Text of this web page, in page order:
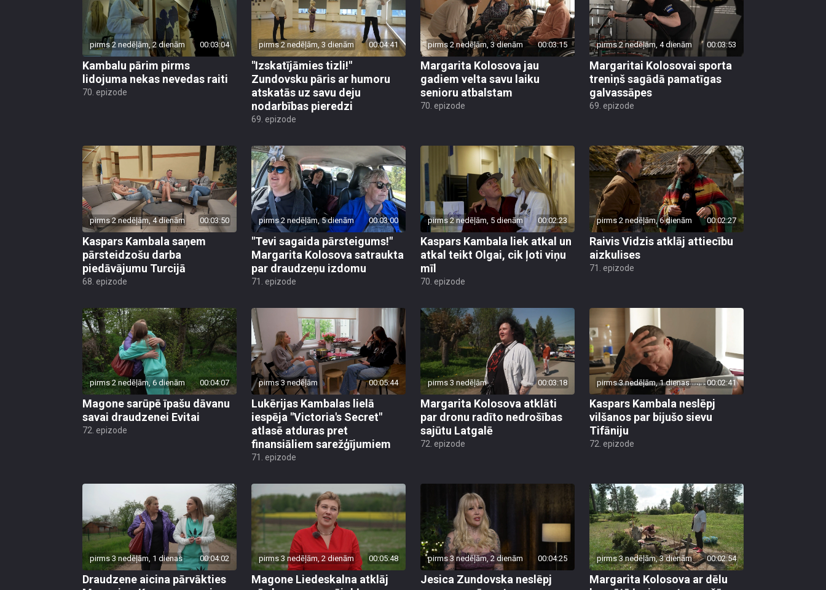
pirms 2 nedēļām, 2 dienām 00:03:04
Kambalu pārim pirms
lidojuma nekas nevedas raiti
70. epizode
pirms 2 nedēļām, 3 dienām 00:04:41
"Izskatījāmies tizli!"
Zundovsku pāris ar humoru
atskatās uz savu deju
nodarbības pieredzi
69. epizode
pirms 2 nedēļām, 3 dienām 00:03:15
Margarita Kolosova jau
gadiem velta savu laiku
senioru atbalstam
70. epizode
pirms 2 nedēļām, 4 dienām 00:03:53
Margaritai Kolosovai sporta
treniņš sagādā pamatīgas
galvassāpes
69. epizode
pirms 2 nedēļām, 4 dienām 00:03:50
Kaspars Kambala saņem
pārsteidzošu darba
piedāvājumu Turcijā
68. epizode
pirms 2 nedēļām, 5 dienām 00:03:00
"Tevi sagaida pārsteigums!"
Margarita Kolosova satraukta
par draudzeņu izdomu
71. epizode
pirms 2 nedēļām, 5 dienām 00:02:23
Kaspars Kambala liek atkal un
atkal teikt Olgai, cik ļoti viņu
mīl
70. epizode
pirms 2 nedēļām, 6 dienām 00:02:27
Raivis Vidzis atklāj attiecību
aizkulises
71. epizode
pirms 2 nedēļām, 6 dienām 00:04:07
Magone sarūpē īpašu dāvanu
savai draudzenei Evitai
72. epizode
pirms 3 nedēļām 00:05:44
Lukērijas Kambalas lielā
iespēja "Victoria's Secret"
atlasē atduras pret
finansiāliem sarežģījumiem
71. epizode
pirms 3 nedēļām 00:03:18
Margarita Kolosova atklāti
par dronu radīto nedrošības
sajūtu Latgalē
72. epizode
pirms 3 nedēļām, 1 dienas 00:02:41
Kaspars Kambala neslēpj
vilšanos par bijušo sievu
Tifāniju
72. epizode
pirms 3 nedēļām, 1 dienas 00:04:02
Draudzene aicina pārvākties
pirms 3 nedēļām, 2 dienām 00:05:48
Magone Liedeskalna atklāj
pirms 3 nedēļām, 2 dienām 00:04:25
Jesica Zundovska neslēpj
pirms 3 nedēļām, 3 dienām 00:02:54
Margarita Kolosova ar dēlu